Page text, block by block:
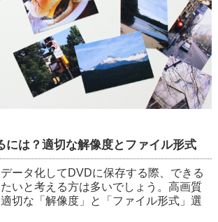
には？適切な解像度とファイル形式
ータ化してDVDに保存する際、できる
いと考える方は多いでしょう。高画質
切な「解像度」と「ファイル形式」選